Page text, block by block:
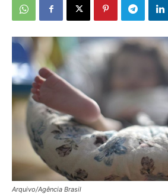
Arquivo/Agência Brasil